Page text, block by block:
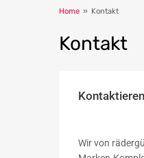
Home » Kontakt
Kontakt
Wir von